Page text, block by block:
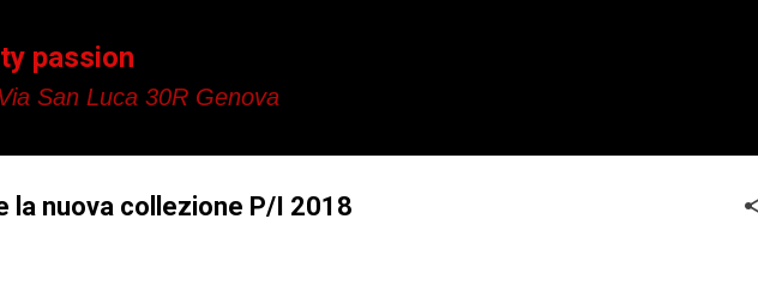
passion
San Luca 30R Genova
la nuova collezione P/I 2018